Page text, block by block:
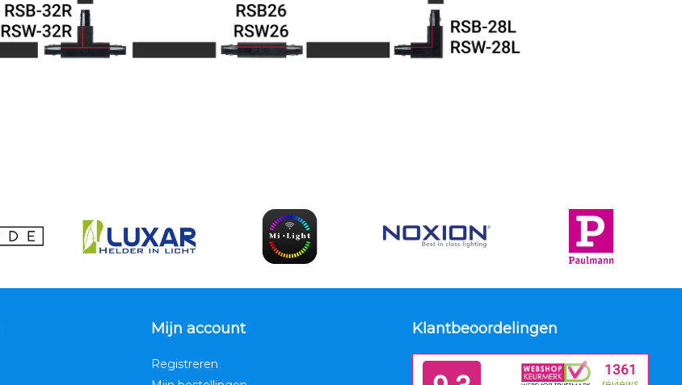
Mijn account
Registreren
Klantbeoordelingen